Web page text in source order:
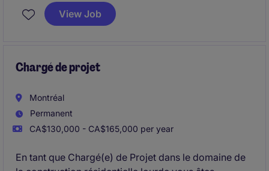
leur réalisation. Votre rôle consistera à coordonner
les échéanciers des projets et à veiller au respect de
View Job
Chargé de projet
Montréal
Permanent
CA$130,000 - CA$165,000 per year
En tant que Chargé(e) de Projet dans le domaine de